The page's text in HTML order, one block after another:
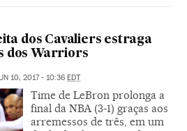
dos Cavaliers estraga
dos Warriors
10, 2017 - 10:36 EDT
Time de LeBron prolonga a
final da NBA (3-1) graças aos
arremessos de três, em um